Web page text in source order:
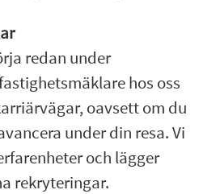
redan under
hos oss
oavsett om du
under din resa. Vi
och lägger
rekryteringar.